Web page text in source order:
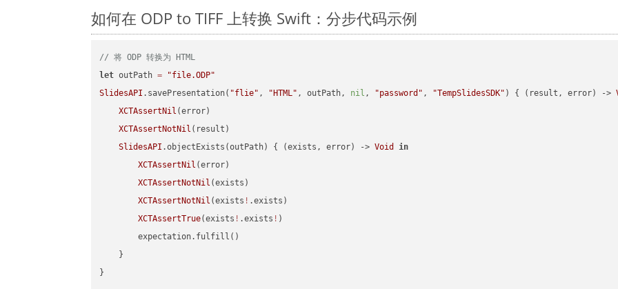
如何在 ODP to TIFF 上转换 Swift：分步代码示例
// 将 ODP 转换为 HTML
let outPath =
"file.ODP"
SlidesAPI .savePresentation( "flie" , "HTML" , outPath, nil , "password" , "TempSlidesSDK" ) { (result, error) ->
XCTAssertNil (error)
XCTAssertNotNil (result)
SlidesAPI .objectExists(outPath) { (exists, error) -> Void
in
XCTAssertNil (error)
XCTAssertNotNil (exists)
XCTAssertNotNil (exists ! .exists)
XCTAssertTrue(exists ! .exists ! )
        expectation.fulfill()
    }
}